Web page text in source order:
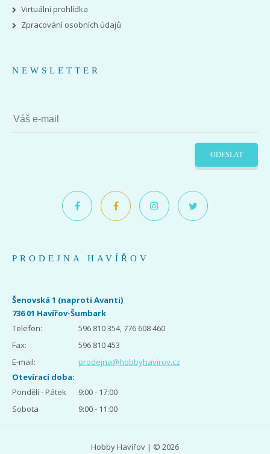
Virtuální prohlídka
Zpracování osobních údajů
NEWSLETTER
ODESLAT
PRODEJNA HAVÍŘOV
Šenovská 1 (naproti Avanti)
736 01 Havířov-Šumbark
Telefon:
596 810 354, 776 608 460
Fax:
596 810 453
E-mail:
prodejna@hobbyhavirov.cz
Otevírací doba:
Pondělí - Pátek
9:00 - 17:00
Sobota
9:00 - 11:00
Hobby Havířov | © 2026